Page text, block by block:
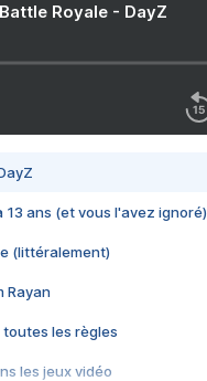
Royale - DayZ
13 ans (et vous l'avez ignoré)
(littéralement)
Rayan
toutes les règles
les jeux vidéo